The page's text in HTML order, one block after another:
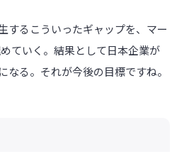
するこういったギャップを、マー
ていく。結果として日本企業が
なる。それが今後の目標ですね。